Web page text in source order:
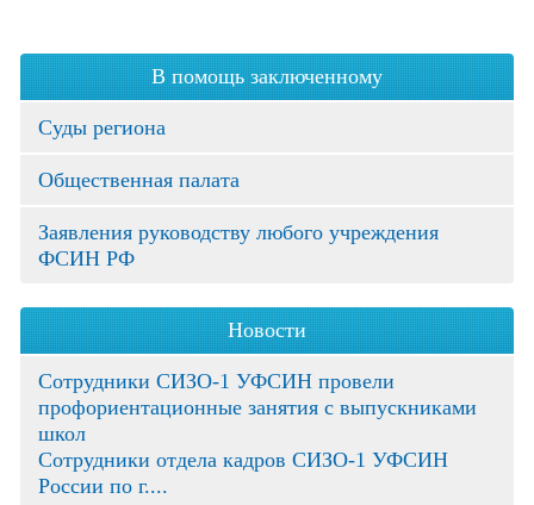
В помощь заключенному
Суды региона
Общественная палата
Заявления руководству любого учреждения
ФСИН РФ
Новости
Сотрудники СИЗО-1 УФСИН провели
профориентационные занятия с выпускниками
школ
Сотрудники отдела кадров СИЗО-1 УФСИН
России по г....